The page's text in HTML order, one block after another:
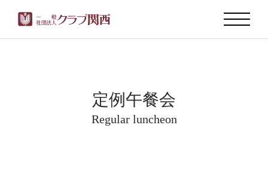
定例午餐会
Regular luncheon